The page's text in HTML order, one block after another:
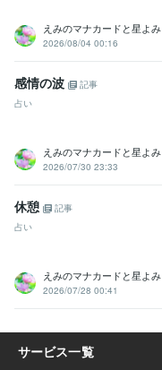
えみのマナカードと星よみ
2026/08/04 00:16
感情の波
記事
占い
えみのマナカードと星よみ
2026/07/30 23:33
休憩
記事
占い
えみのマナカードと星よみ
2026/07/28 00:41